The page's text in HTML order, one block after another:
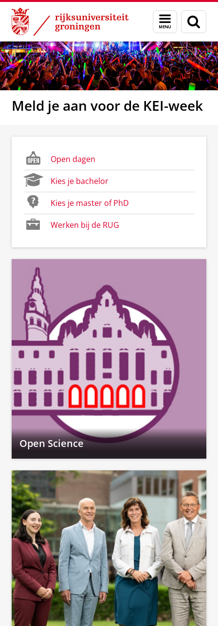
Skip
Content
Skip
Navigation
Menu
en
zoeken
Meld je aan voor de KEI-week
Open dagen
Kies je bachelor
Kies je master of PhD
Werken bij de RUG
Open Science